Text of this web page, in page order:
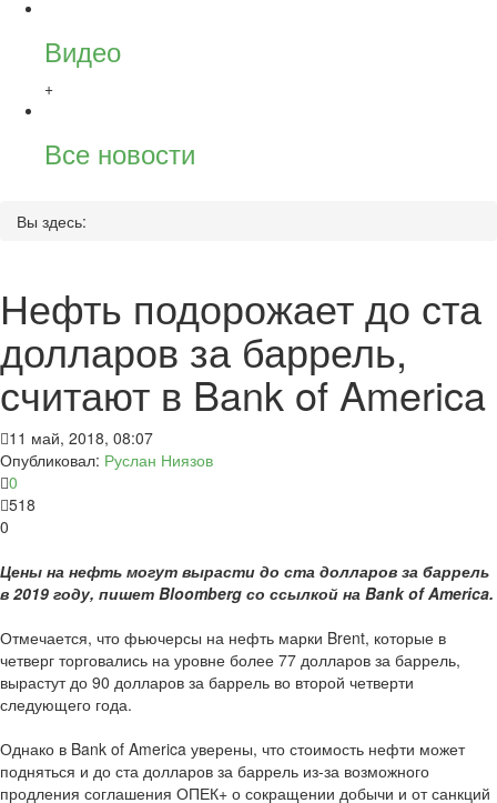
Видео
+
Все новости
Вы здесь:
Нефть подорожает до ста
долларов за баррель,
считают в Bank of America
11 май, 2018, 08:07
Опубликовал: Руслан Ниязов
0
518
0
Цены на нефть могут вырасти до ста долларов за баррель
в 2019 году, пишет Bloomberg со ссылкой на Bank of America.
Отмечается, что фьючерсы на нефть марки Brent, которые в
четверг торговались на уровне более 77 долларов за баррель,
вырастут до 90 долларов за баррель во второй четверти
следующего года.
Однако в Bank of America уверены, что стоимость нефти может
подняться и до ста долларов за баррель из-за возможного
продления соглашения ОПЕК+ о сокращении добычи и от санкций